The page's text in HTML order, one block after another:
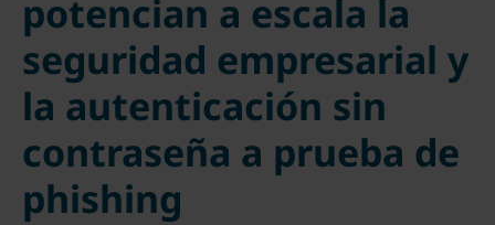
potencian a escala la
seguridad empresarial y
la autenticación sin
contraseña a prueba de
phishing